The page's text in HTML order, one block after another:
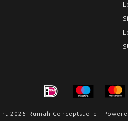
2026 Rumah Conceptstore -